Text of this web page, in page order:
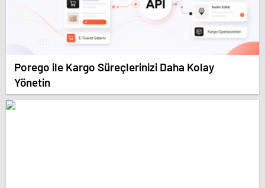
Porego ile Kargo Süreçlerinizi Daha Kolay
Yönetin